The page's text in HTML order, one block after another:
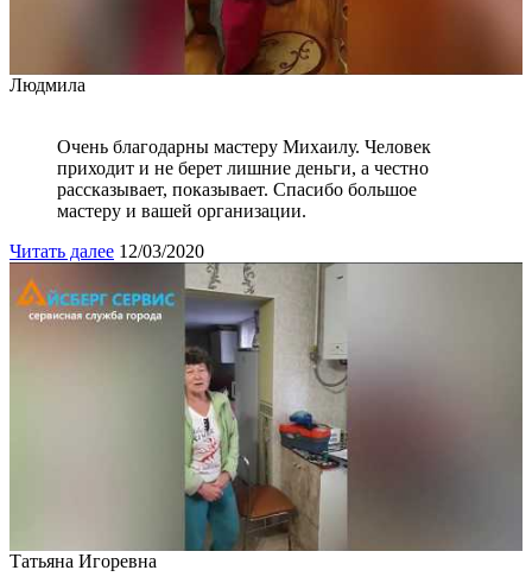
Людмила
Очень благодарны мастеру Михаилу. Человек
приходит и не берет лишние деньги, а честно
рассказывает, показывает. Спасибо большое
мастеру и вашей организации.
Читать далее 12/03/2020
Татьяна Игоревна